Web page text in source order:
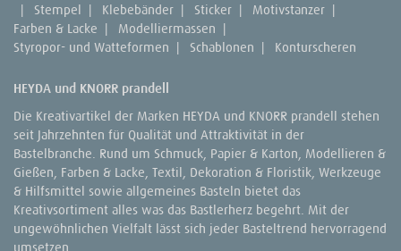
|
Stempel | Klebebänder | Sticker | Motivstanzer |
Farben & Lacke | Modelliermassen |
Styropor- und Watteformen | Schablonen | Konturscheren
HEYDA und KNORR prandell
Die Kreativartikel der Marken HEYDA und KNORR prandell stehen
seit Jahrzehnten für Qualität und Attraktivität in der
Bastelbranche. Rund um Schmuck, Papier & Karton, Modellieren &
Gießen, Farben & Lacke, Textil, Dekoration & Floristik, Werkzeuge
& Hilfsmittel sowie allgemeines Basteln bietet das
Kreativsortiment alles was das Bastlerherz begehrt. Mit der
ungewöhnlichen Vielfalt lässt sich jeder Basteltrend hervorragend
umsetzen.